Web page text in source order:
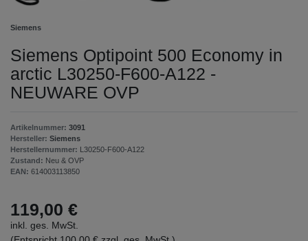
Siemens
Siemens Optipoint 500 Economy in
arctic L30250-F600-A122 -
NEUWARE OVP
Artikelnummer: 3091
Hersteller: Siemens
Herstellernummer: L30250-F600-A122
Zustand: Neu & OVP
EAN: 614003113850
119,00 €
inkl. ges. MwSt.